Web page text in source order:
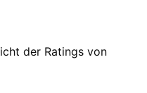
der Ratings von